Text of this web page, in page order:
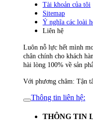
Tài khoản của tôi
Sitemap
Ý nghĩa các loài
Liên hệ
Luôn nỗ lực hết mình
chân chính cho khách
hài lòng 100% về sản
Với phương châm: Tận
Thông tin liên hệ:
THÔNG TIN